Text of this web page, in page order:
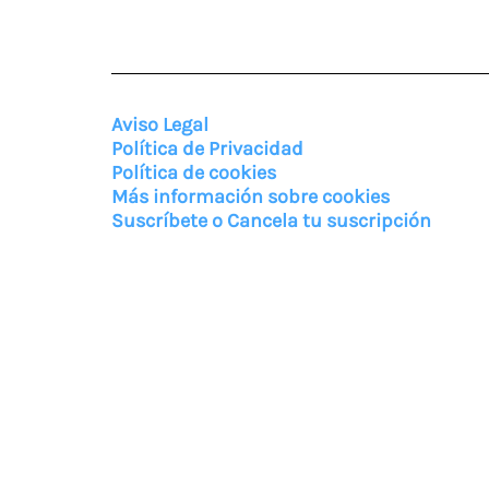
Aviso Legal
Política de Privacidad
Política de cookies
Más información sobre cookies
Suscríbete o Cancela tu suscripción